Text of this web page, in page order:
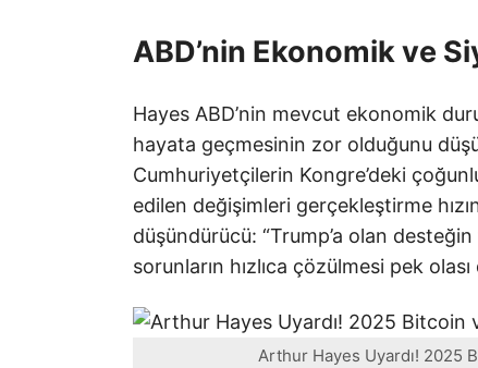
ABD’nin Ekonomik ve
Hayes ABD’nin mevcut ekonomik
hayata geçmesinin zor olduğunu
Cumhuriyetçilerin Kongre’deki
edilen değişimleri gerçekleştirme
düşündürücü: “Trump’a olan
sorunların hızlıca çözülmesi pek olası
Arthur Hayes Uyardı! 2025